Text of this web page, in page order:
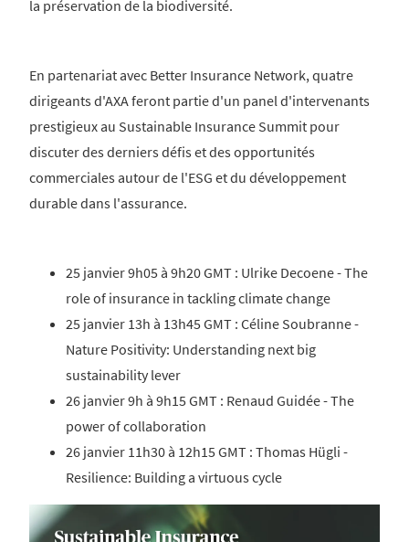
la préservation de la biodiversité.
En partenariat avec Better Insurance Network, quatre
dirigeants d'AXA feront partie d'un panel d'intervenants
prestigieux au Sustainable Insurance Summit pour
discuter des derniers défis et des opportunités
commerciales autour de l'ESG et du développement
durable dans l'assurance.
25 janvier 9h05 à 9h20 GMT : Ulrike Decoene - The
role of insurance in tackling climate change
25 janvier 13h à 13h45 GMT : Céline Soubranne -
Nature Positivity: Understanding next big
sustainability lever
26 janvier 9h à 9h15 GMT : Renaud Guidée - The
power of collaboration
26 janvier 11h30 à 12h15 GMT : Thomas Hügli -
Resilience: Building a virtuous cycle